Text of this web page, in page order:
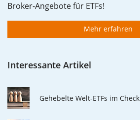
Broker-Angebote für ETFs!
Mehr erfahren
Interessante Artikel
Gehebelte Welt-ETFs im Check